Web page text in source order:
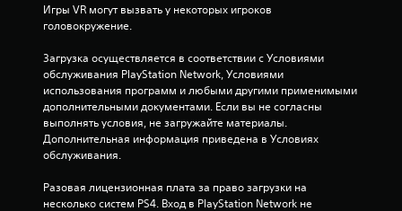
Игры VR могут вызвать у некоторых игроков
головокружение.
Загрузка осуществляется в соответствии с Условиями
обслуживания PlayStation Network, Условиями
использования программ и любыми другими применимыми
дополнительными документами. Если вы не согласны
выполнять условия, не загружайте материалы.
Дополнительная информация приведена в Условиях
обслуживания.
Разовая лицензионная плата за право загрузки на
несколько систем PS4. Вход в PlayStation Network не